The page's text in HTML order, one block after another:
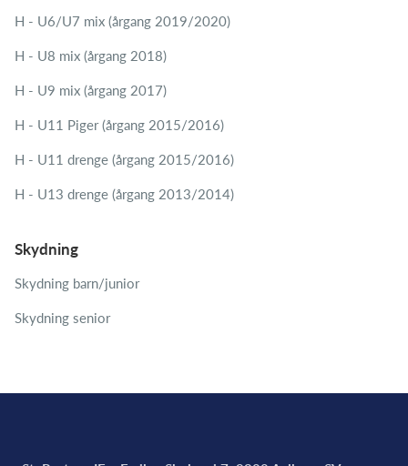
H - U6/U7 mix (årgang 2019/2020)
H - U8 mix (årgang 2018)
H - U9 mix (årgang 2017)
H - U11 Piger (årgang 2015/2016)
H - U11 drenge (årgang 2015/2016)
H - U13 drenge (årgang 2013/2014)
Skydning
Skydning barn/junior
Skydning senior